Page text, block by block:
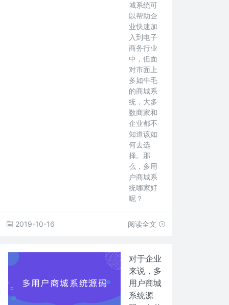
城系统可
以帮助企
业快速加
入到电子
商务行业
中，但面
对市面上
多如牛毛
的商城系
统，大多
数商家和
企业都不
知道该如
何去选
择。那
么，多用
户商城系
统哪家好
呢？
2019-10-16 阅读全文
对于企业
来说，多
用户商城
系统源